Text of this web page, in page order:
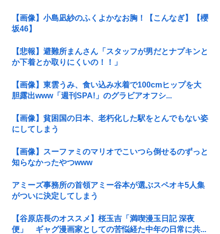
【画像】小島凪紗のふくよかなお胸！【こんなぎ】【櫻
坂46】
【悲報】避難所まんさん「スタッフが男だとナプキンと
か下着とか取りにくいの！！」
【画像】東雲うみ、食い込み水着で100cmヒップを大
胆露出www「週刊SPA!」のグラビアオフシ...
【画像】貧困国の日本、老朽化した駅をとんでもない姿
にしてしまう
【画像】スーファミのマリオでこいつら倒せるのずっと
知らなかったやつwww
アミーズ事務所の首領アミー谷本が選ぶスペオキ5人集
がついに決定してしまう
【谷原店長のオススメ】桜玉吉「満喫漫玉日記 深夜
便」 ギャグ漫画家としての苦悩経た中年の日常に共...